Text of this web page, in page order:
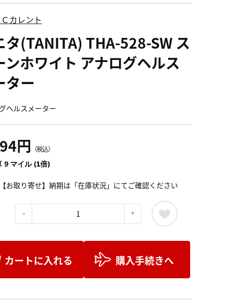
カレント
タ(TANITA) THA-528-SW ス
ンホワイト アナログヘルス
ター
ヘルスメーター
円 （税込）
9 マイル (1倍)
お取り寄せ】納期は「在庫状況」にてご確認ください
カートに入れる 購入手続きへ